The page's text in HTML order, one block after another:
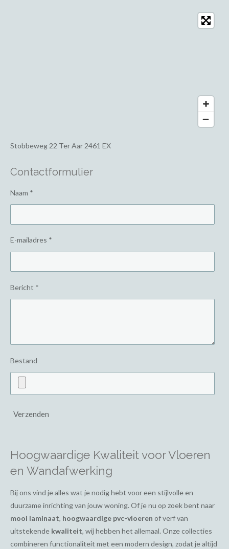
Stobbeweg 22 Ter Aar 2461 EX
Contactformulier
Naam *
E-mailadres *
Bericht *
Bestand
Verzenden
Hoogwaardige Kwaliteit voor Vloeren
en Wandafwerking
Bij ons vind je alles wat je nodig hebt voor een stijlvolle en
duurzame inrichting van jouw woning. Of je nu op zoek bent naar
mooi laminaat, hoogwaardige pvc-vloeren of verf van
uitstekende kwaliteit, wij hebben het allemaal. Onze collecties
combineren functionaliteit met een modern design, zodat je altijd